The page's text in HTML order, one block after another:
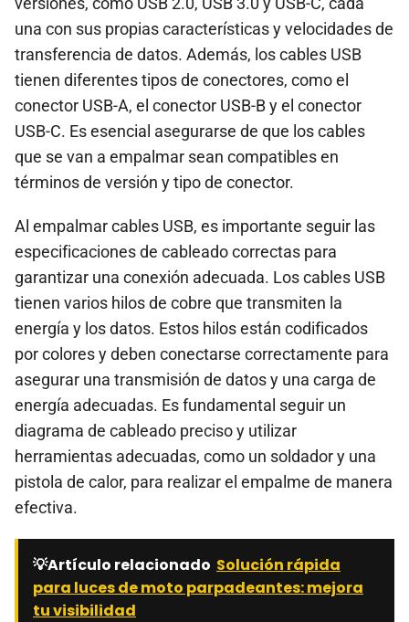
una con sus propias características y velocidades de
transferencia de datos. Además, los cables USB
tienen diferentes tipos de conectores, como el
conector USB-A, el conector USB-B y el conector
USB-C. Es esencial asegurarse de que los cables
que se van a empalmar sean compatibles en
términos de versión y tipo de conector.
Al empalmar cables USB, es importante seguir las
especificaciones de cableado correctas para
garantizar una conexión adecuada. Los cables USB
tienen varios hilos de cobre que transmiten la
energía y los datos. Estos hilos están codificados
por colores y deben conectarse correctamente para
asegurar una transmisión de datos y una carga de
energía adecuadas. Es fundamental seguir un
diagrama de cableado preciso y utilizar
herramientas adecuadas, como un soldador y una
pistola de calor, para realizar el empalme de manera
efectiva.
💡Artículo relacionado Solución rápida
para luces de moto parpadeantes: mejora
tu visibilidad